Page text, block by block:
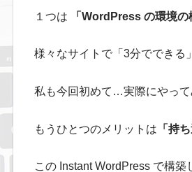
１つは 「WordPress の環境の
様々なサイトで「3分でできる
私も今回初めて…実際にやって
もうひとつのメリットは 「持
この Instant WordPress で構